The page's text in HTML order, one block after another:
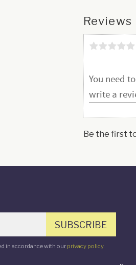
Reviews
Be the first
SUBSCRIBE
in accordance with our privacy policy.